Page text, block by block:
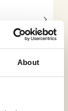
About